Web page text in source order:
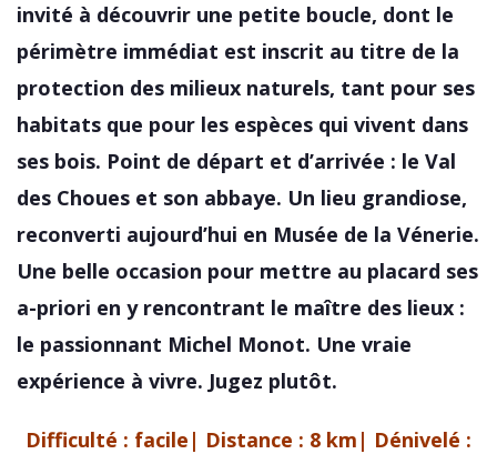
invité à découvrir une petite boucle, dont le
périmètre immédiat est inscrit au titre de la
protection des milieux naturels, tant pour ses
habitats que pour les espèces qui vivent dans
ses bois. Point de départ et d’arrivée : le Val
des Choues et son abbaye. Un lieu grandiose,
reconverti aujourd’hui en Musée de la Vénerie.
Une belle occasion pour mettre au placard ses
a-priori en y rencontrant le maître des lieux :
le passionnant Michel Monot. Une vraie
expérience à vivre. Jugez plutôt.
Difficulté : facile| Distance : 8 km| Dénivelé :